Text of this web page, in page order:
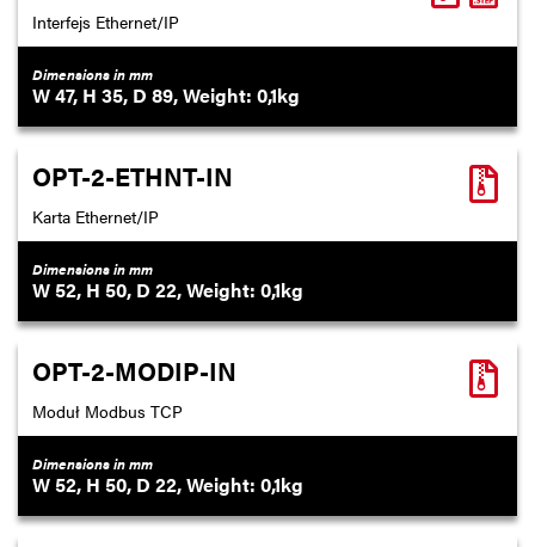
Interfejs Ethernet/IP
Dimensions in mm
47 35 89 0,1
OPT-2-ETHNT-IN
Karta Ethernet/IP
Dimensions in mm
52 50 22 0,1
OPT-2-MODIP-IN
Moduł Modbus TCP
Dimensions in mm
52 50 22 0,1